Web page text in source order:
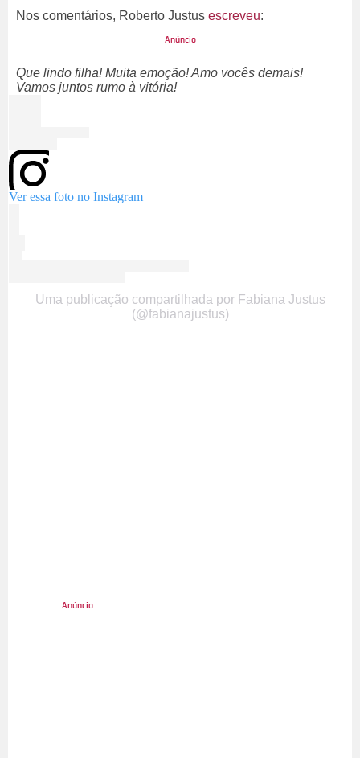
Nos comentários, Roberto Justus escreveu:
Que lindo filha! Muita emoção! Amo vocês demais!
Vamos juntos rumo à vitória!
Ver essa foto no Instagram
Uma publicação compartilhada por Fabiana Justus
(@fabianajustus)